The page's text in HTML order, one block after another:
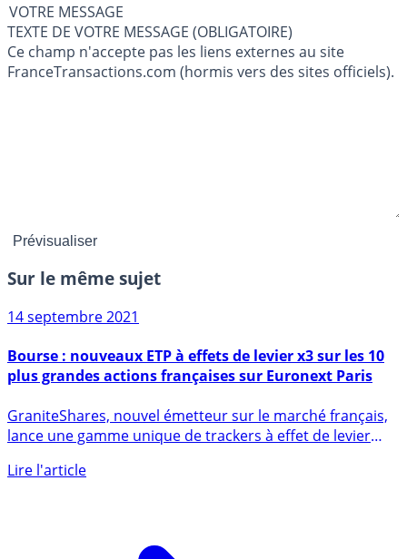
VOTRE MESSAGE
TEXTE DE VOTRE MESSAGE (OBLIGATOIRE)
Ce champ n'accepte pas les liens externes au site
FranceTransactions.com (hormis vers des sites officiels).
Sur le même sujet
14 septembre 2021
plus grandes actions françaises sur Euronext Paris
GraniteShares, nouvel émetteur sur le marché français,
lance une gamme unique de trackers à effet de levier